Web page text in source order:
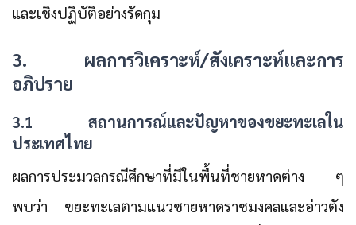
และเชิงปฏิบัติอย่างรัดกุม
3. ผลการวิเคราะห์/สังเคราะห์และการ
อภิปราย
3.1 สถานการณ์และปัญหาของขยะทะเลใน
ประเทศไทย
ผลการประมวลกรณีศึกษาที่มีในพื้นที่ชายหาดต่าง ๆ
พบว่า ขยะทะเลตามแนวชายหาดราชมงคลและอ่าวตัง